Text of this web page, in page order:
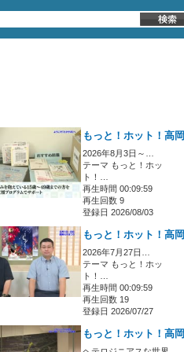
もっと！ホット！高岡
2026年8月3日～…
テーマ もっと！ホッ
ト！…
再生時間 00:09:59
再生回数 9
登録日 2026/08/03
もっと！ホット！高岡
2026年7月27日…
テーマ もっと！ホッ
ト！…
再生時間 00:09:59
再生回数 19
登録日 2026/07/27
もっと！ホット！高岡